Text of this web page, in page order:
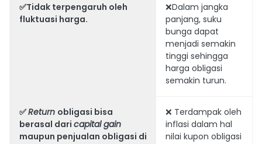
✅Tidak terpengaruh oleh
fluktuasi harga.
❌Dalam jangka
panjang, suku
bunga dapat
menjadi semakin
tinggi sehingga
harga obligasi
semakin turun.
✅Return obligasi bisa
berasal dari capital gain
maupun penjualan obligasi di
❌ Terdampak oleh
inflasi dalam hal
nilai kupon obligasi